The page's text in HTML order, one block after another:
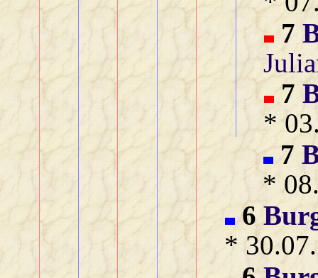
7
7
*
7
*
6
*